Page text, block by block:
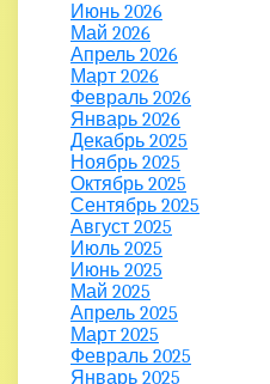
Июнь 2026
Май 2026
Апрель 2026
Март 2026
Февраль 2026
Январь 2026
Декабрь 2025
Ноябрь 2025
Октябрь 2025
Сентябрь 2025
Август 2025
Июль 2025
Июнь 2025
Май 2025
Апрель 2025
Март 2025
Февраль 2025
Январь 2025